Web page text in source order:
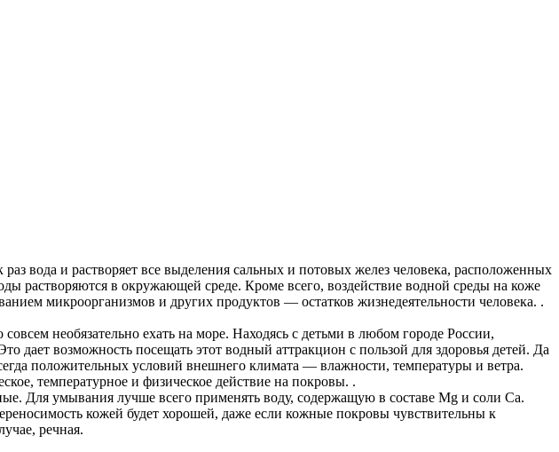
вода и растворяет все выделения сальных и потовых желез человека, расположенных
растворяются в окружающей среде. Кроме всего, воздействие водной среды на коже
микроорганизмов и других продуктов — остатков жизнедеятельности человека. .
необязательно ехать на море. Находясь с детьми в любом городе России,
дает возможность посещать этот водный аттракцион с пользой для здоровья детей. Да
положительных условий внешнего климата — влажности, температуры и ветра.
температурное и физическое действие на покровы. .
Для умывания лучше всего применять воду, содержащую в составе Mg и соли Ca.
кожей будет хорошей, даже если кожные покровы чувствительны к
речная.